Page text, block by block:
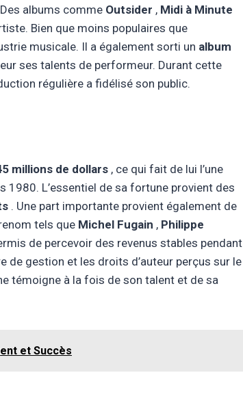
albums comme Outsider , Midi à Minute
Bien que moins populaires que
musicale. Il a également sorti un album
ses talents de performeur. Durant cette
régulière a fidélisé son public.
millions de dollars , ce qui fait de lui l’une
1980. L’essentiel de sa fortune provient des
. Une part importante provient également de
tels que Michel Fugain , Philippe
de percevoir des revenus stables pendant
de gestion et les droits d’auteur perçus sur le
témoigne à la fois de son talent et de sa
et Succès